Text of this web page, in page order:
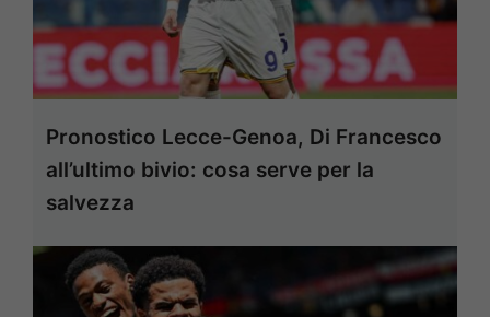
Pronostico Lecce-Genoa, Di Francesco
all’ultimo bivio: cosa serve per la
salvezza